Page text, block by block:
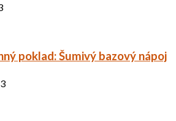
poklad: Šumivý bazový nápoj